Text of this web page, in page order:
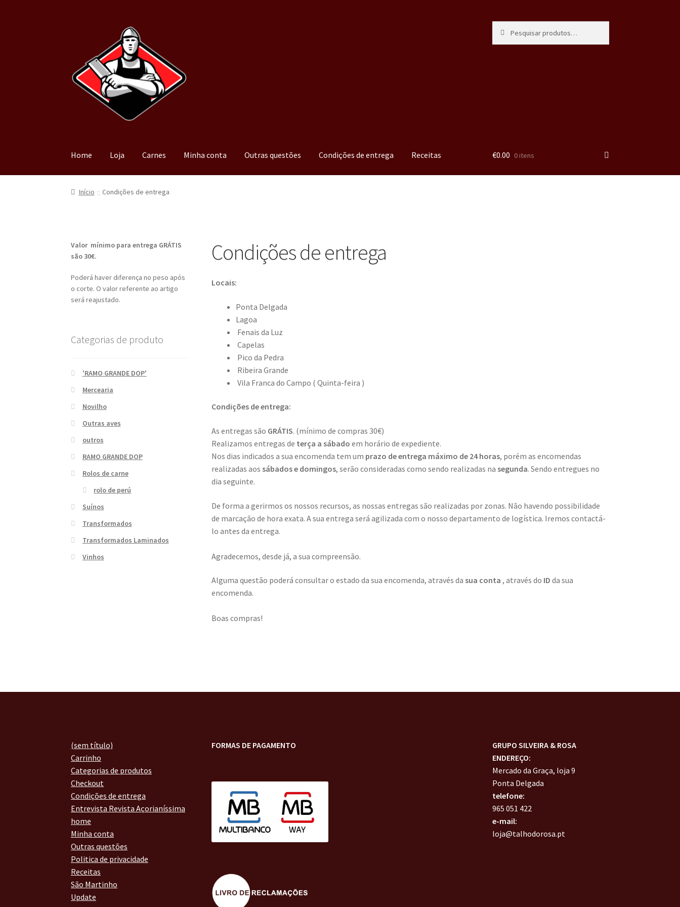
Home Loja Carnes Minha conta Outras questões Condições de entrega Receitas €0.00 0 itens
Início Condições de entrega
Condições de entrega
Locais:
Ponta Delgada
Lagoa
Fenais da Luz
Capelas
Pico da Pedra
Ribeira Grande
Vila Franca do Campo ( Quinta-feira )
Condições de entrega:
As entregas são GRÁTIS. (mínimo de compras 30€)
Realizamos entregas de terça a sábado em horário de expediente.
Nos dias indicados a sua encomenda tem um prazo de entrega máximo de 24 horas, porém as encomendas
realizadas aos sábados e domingos, serão consideradas como sendo realizadas na segunda. Sendo entregues no
dia seguinte.
De forma a gerirmos os nossos recursos, as nossas entregas são realizadas por zonas. Não havendo possibilidade
de marcação de hora exata. A sua entrega será agilizada com o nosso departamento de logística. Iremos contactá-
lo antes da entrega.
Agradecemos, desde já, a sua compreensão.
Alguma questão poderá consultar o estado da sua encomenda, através da sua conta , através do ID da sua
encomenda.
Boas compras!
Valor mínimo para entrega GRÁTIS
são 30€.
Poderá haver diferença no peso após
o corte. O valor referente ao artigo
será reajustado.
Categorias de produto
'RAMO GRANDE DOP'
Mercearia
Novilho
Outras aves
outros
RAMO GRANDE DOP
Rolos de carne
rolo de perú
Suínos
Transformados
Transformados Laminados
Vinhos
(sem título)
Carrinho
Categorias de produtos
Checkout
Condições de entrega
Entrevista Revista Açorianíssima
home
Minha conta
Outras questões
Politica de privacidade
Receitas
São Martinho
Update
FORMAS DE PAGAMENTO
GRUPO SILVEIRA & ROSA
ENDEREÇO:
Mercado da Graça, loja 9
Ponta Delgada
telefone:
965 051 422
e-mail:
loja@talhodorosa.pt